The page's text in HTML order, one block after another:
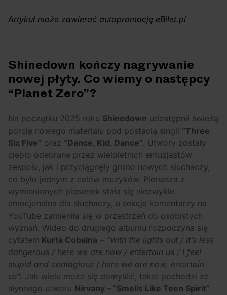
Arctic Monkeys i
Bring Me The
Horizon. Lustrzane
Sheffield
Odkryj wyjątkowe
atrakcje na drugi
Artykuł może zawierać autopromocję eBilet.pl
Shinedown kończy nagrywanie
nowej płyty. Co wiemy o następcy
“Planet Zero”?
Na początku 2025 roku Shinedown udostępnił świeżą
porcję nowego materiału pod postacią singli “Three
Six Five” oraz “Dance, Kid, Dance”. Utwory zostały
ciepło odebrane przez wieloletnich entuzjastów
zespołu, jak i przyciągnęły grono nowych słuchaczy,
co było jednym z celów muzyków. Pierwsza z
wymienionych piosenek stała się niezwykle
emocjonalna dla słuchaczy, a sekcja komentarzy na
YouTube zamieniła się w przestrzeń do osobistych
wyznań. Wideo do drugiego albumu rozpoczyna się
cytatem Kurta Cobaina – “with the lights out / it’s less
dangerous / here we are now / entertain us / I feel
stupid and contagious / here we are now, entertain
us”. Jak wielu może się domyślić, tekst pochodzi ze
słynnego utworu Nirvany – “Smells Like Teen Spirit”.